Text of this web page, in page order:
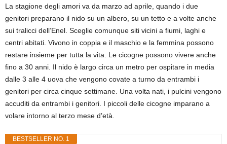
La stagione degli amori va da marzo ad aprile, quando i due
genitori preparano il nido su un albero, su un tetto e a volte anche
sui tralicci dell’Enel. Sceglie comunque siti vicini a fiumi, laghi e
centri abitati. Vivono in coppia e il maschio e la femmina possono
restare insieme per tutta la vita. Le cicogne possono vivere anche
fino a 30 anni. Il nido è largo circa un metro per ospitare in media
dalle 3 alle 4 uova che vengono covate a turno da entrambi i
genitori per circa cinque settimane. Una volta nati, i pulcini vengono
accuditi da entrambi i genitori. I piccoli delle cicogne imparano a
volare intorno al terzo mese d’età.
BESTSELLER NO. 1